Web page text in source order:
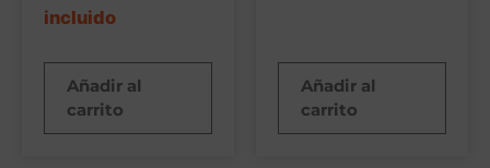
incluido
Añadir al
carrito
Añadir al
carrito